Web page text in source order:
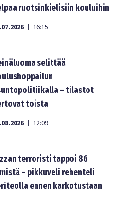
ruotsinkielisiin kouluihin
| 16:15
selittää
– tilastot
toista
| 12:09
terroristi tappoi 86
– pikkuveli rehenteli
ennen karkotustaan